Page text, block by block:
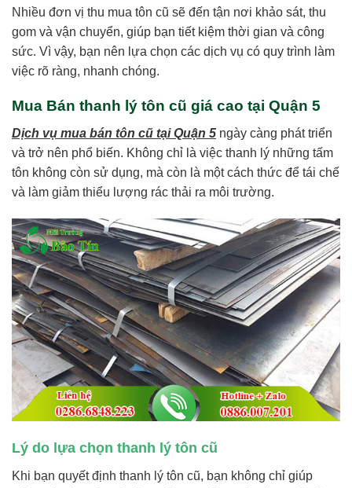
Nhiều đơn vị thu mua tôn cũ sẽ đến tận nơi khảo sát, thu
gom và vận chuyển, giúp bạn tiết kiệm thời gian và công
sức. Vì vậy, bạn nên lựa chọn các dịch vụ có quy trình làm
việc rõ ràng, nhanh chóng.
Mua Bán thanh lý tôn cũ giá cao tại Quận 5
Dịch vụ mua bán tôn cũ tại Quận 5 ngày càng phát triển
và trở nên phổ biến. Không chỉ là việc thanh lý những tấm
tôn không còn sử dụng, mà còn là một cách thức để tái chế
và làm giảm thiểu lượng rác thải ra môi trường.
Lý do lựa chọn thanh lý tôn cũ
Khi bạn quyết định thanh lý tôn cũ, bạn không chỉ giúp